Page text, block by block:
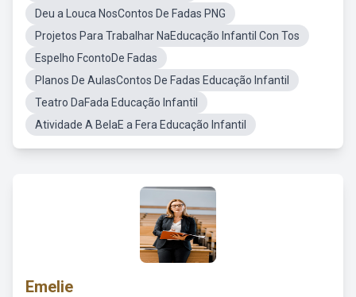
Deu a Louca NosContos De Fadas PNG
Projetos Para Trabalhar NaEducação Infantil Con Tos
Espelho FcontoDe Fadas
Planos De AulasContos De Fadas Educação Infantil
Teatro DaFada Educação Infantil
Atividade A BelaE a Fera Educação Infantil
Emelie